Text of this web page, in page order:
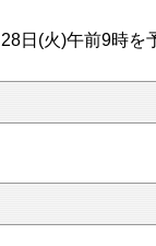
日(火)午前9時を